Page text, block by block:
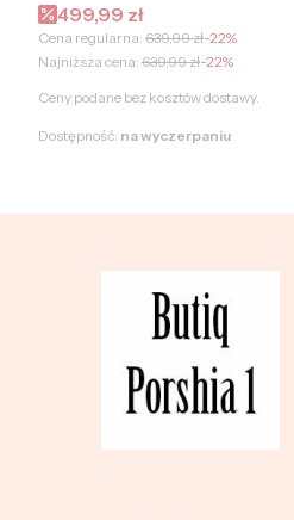
Cena promocyjna
499,99 zł
Cena regularna: 639,99 zł-22%
Najniższa cena: 639,99 zł-22%
Ceny podane bez kosztów dostawy.
Dostępność: na wyczerpaniu